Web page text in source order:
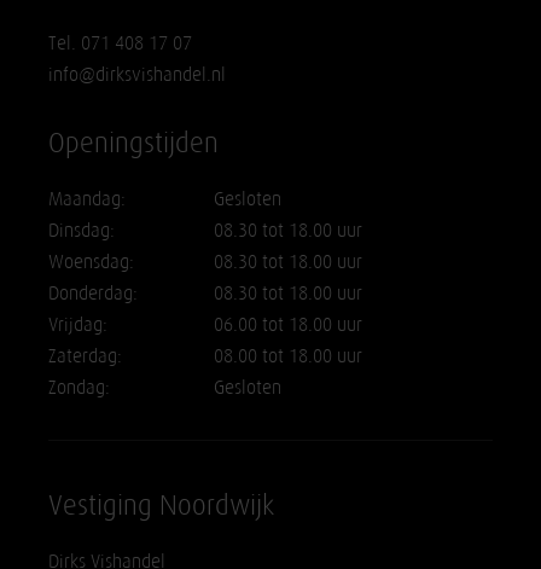
Tel. 071 408 17 07
info@dirksvishandel.nl
Openingstijden
Maandag:
Gesloten
Dinsdag:
08.30 tot 18.00 uur
Woensdag:
08.30 tot 18.00 uur
Donderdag:
08.30 tot 18.00 uur
Vrijdag:
06.00 tot 18.00 uur
Zaterdag:
08.00 tot 18.00 uur
Zondag:
Gesloten
Vestiging Noordwijk
Dirks Vishandel